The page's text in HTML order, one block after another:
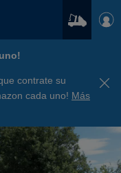
contrate su
cada uno! Más